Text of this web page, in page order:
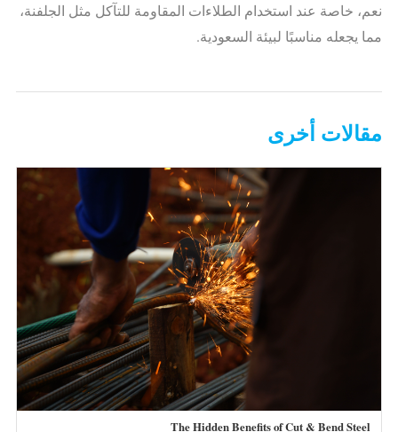
نعم، خاصة عند استخدام الطلاءات المقاومة للتآكل مثل الجلفنة،
مما يجعله مناسبًا لبيئة السعودية.
مقالات أخرى
The Hidden Benefits of Cut & Bend Steel